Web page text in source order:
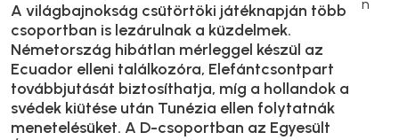
A világbajnokság csütörtöki játéknapján több
csoportban is lezárulnak a küzdelmek.
Németország hibátlan mérleggel készül az
Ecuador elleni találkozóra, Elefántcsontpart
továbbjutását biztosíthatja, míg a hollandok a
svédek kiütése után Tunézia ellen folytatnák
menetelésüket. A D-csoportban az Egyesült